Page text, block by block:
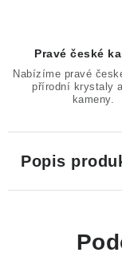
Pravé české
Nabízíme pravé
přírodní krystaly
kameny.
Popis